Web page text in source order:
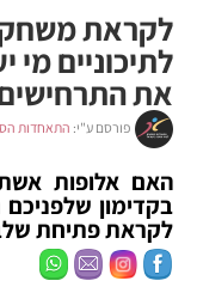
לקראת
לתיכוניים מי
את
פורסם ע"י: התאחדות
האם אלופות
בקדימון
לקראת פתיחת